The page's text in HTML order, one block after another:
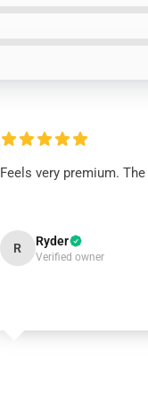
Feels very premium.
R Ryder
Verified owner